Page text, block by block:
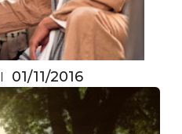
01/11/2016